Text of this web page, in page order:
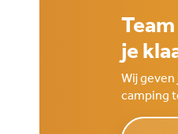
je
Wij
camping